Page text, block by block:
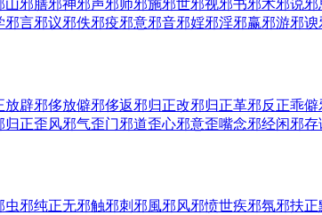
山邪膳邪神邪声邪师邪施邪世邪视邪书邪术邪说邪
邪言邪议邪佚邪疫邪意邪音邪婬邪淫邪赢邪游邪谀
放辟邪侈放僻邪侈返邪归正改邪归正革邪反正乖僻
归正歪风邪气歪门邪道歪心邪意歪嘴念邪经闲邪存
虫邪纯正无邪触邪刺邪風邪风邪愤世疾邪氛邪扶正